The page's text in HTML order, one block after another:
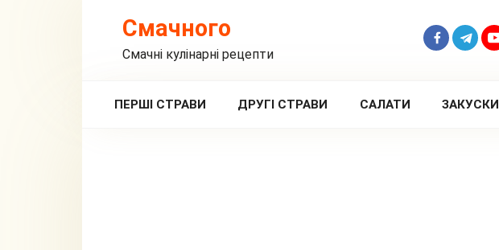
Смачного
Смачні кулінарні рецепти
ПЕРШІ СТРАВИ ДРУГІ СТРАВИ САЛАТИ ЗАКУСКИ